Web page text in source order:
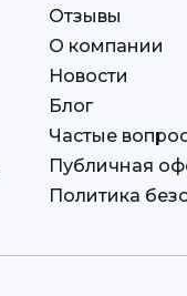
Отзывы
О компании
Новости
Блог
Частые
Публичная
Политика